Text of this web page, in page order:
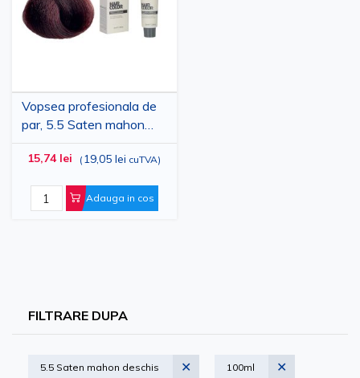
Vopsea profesionala de
par, 5.5 Saten mahon
deschis, MAXIMA, 100ml
15,74 lei ( 19,05 lei cuTVA)
Adauga in cos
Dorinte
FILTRARE DUPA
5.5 Saten mahon deschis 100ml